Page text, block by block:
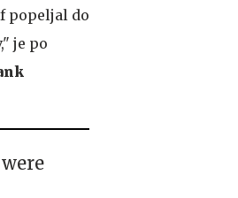
popeljal do
je po